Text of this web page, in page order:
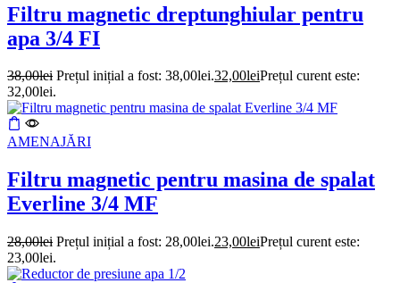
Filtru magnetic dreptunghiular pentru
apa 3/4 FI
38,00lei Prețul inițial a fost: 38,00lei.32,00leiPrețul curent este:
32,00lei.
AMENAJĂRI
Filtru magnetic pentru masina de spalat
Everline 3/4 MF
28,00lei Prețul inițial a fost: 28,00lei.23,00leiPrețul curent este:
23,00lei.